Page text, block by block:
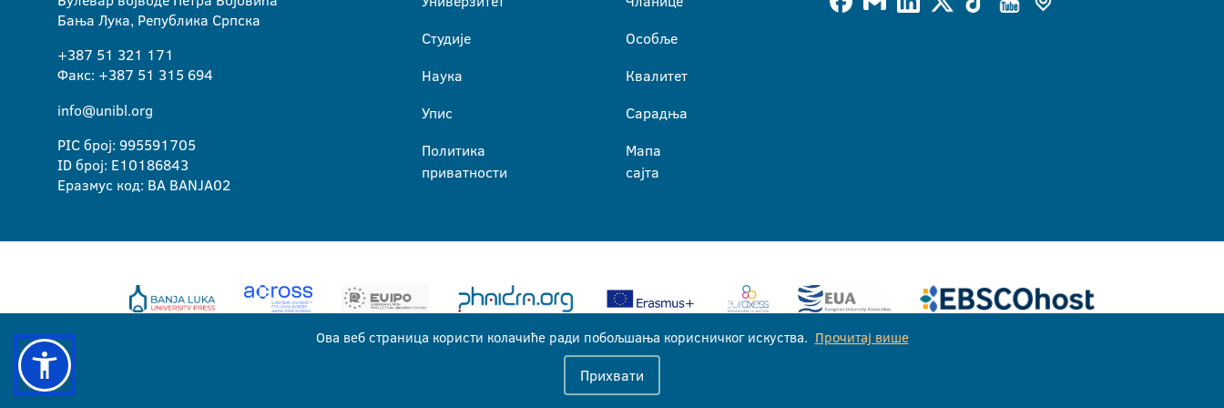
Бања Лука, Република Српска
+387 51 321 171
Факс: +387 51 315 694
info@unibl.org
PIC број: 995591705
ID број: E10186843
Еразмус код: BA BANJA02
Студије
Наука
Упис
Политика
приватности
Особље
Квалитет
Сарадња
Мапа
сајта
Сва права задржана
Ова веб страница користи колачиће ради побољшања корисничког искуства. Прочитај више
Прихвати